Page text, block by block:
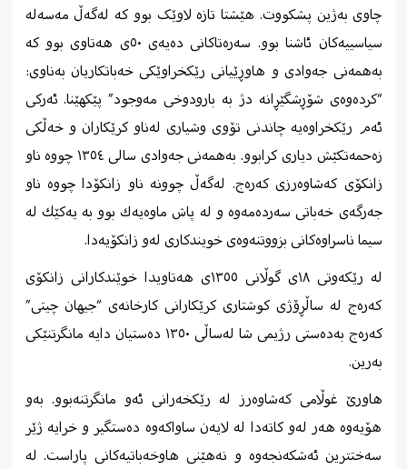
چاوی به‌ژین پشكووت. هێشتا تازە لاوێک بوو كه ‌له‌گه‌ڵ مه‌سه‌له‌
سیاسییه‌كان ئاشنا بوو. سه‌ره‌تاكانی ده‌یه‌ی ٥٠ی هەتاوی بوو كه‌
به‌همه‌نی جه‌وادی و هاوڕێیانی رێكخراوێكی خه‌باتكاریان به‌ناوی:
“كرده‌وه‌ی شۆڕشگێڕانه‌ دژ به‌ بارودوخی مه‌وجود” پێكهێنا. ئه‌ركی
ئه‌م رێكخراوه‌یه‌ چاندنی تۆوی وشیاری له‌ناو كرێكاران و خه‌ڵكی
زه‌حمه‌تكێش دیاری كرابوو. به‌همه‌نی جه‌وادی سالی ١٣٥٤ چووه‌ ناو
زانكۆی كه‌شاوه‌رزی كه‌ره‌ج. له‌گه‌ڵ چوونه‌ ناو زانكۆدا چووه ‌ناو
جه‌رگه‌ی خه‌باتی سه‌رده‌مه‌وه ‌و له ‌پاش ماوه‌یه‌ك بوو به ‌یه‌كێك له
سیما ناسراوه‌كانی بزووتنه‌وه‌ی خویندکاری له‌و زانكۆیه‌دا.
له رێكه‌وتی ‌١٨ی گوڵانی ١٣٥٥ی هەتاویدا خوێندكارانی زانكۆی
كه‌ره‌ج له‌ ساڵڕۆژی كوشتاری كرێكارانی كارخانه‌ی “جیهان چیتی”
كه‌ره‌ج به‌ده‌ستی رژیمی شا له‌ساڵی ١٣٥٠ ده‌ستیان دایه‌ مانگرتنێكی
به‌رین.
هاورێ غوڵامی كه‌شاوه‌رز له‌ رێكخه‌رانی ئه‌و مانگرتنه‌بوو. به‌و
هۆیه‌وه ‌هه‌ر له‌و كاته‌دا له ‌لایه‌ن ساواكه‌وه‌ ده‌ستگیر و خرایه ‌ژێر
سه‌ختترین ئه‌شكه‌نجه‌‌وه‌ و نه‌هێنی هاوخه‌باتیه‌كانی پاراست. له‌